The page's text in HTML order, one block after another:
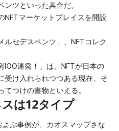
ツといった具合だ。
NFTマーケットプレイスを開設
ルセデスベンツ」、NFTコレク
100連発！」は、NFTが日本の
受け入れられつつある現在、そ
つけの書物といえる。
は12タイプ
ぶ事例が、カオスマップさな